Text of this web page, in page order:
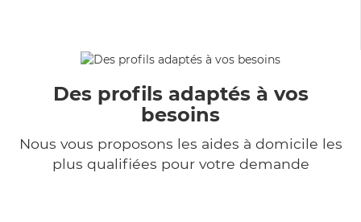
Des profils adaptés à vos
besoins
Nous vous proposons les aides à domicile les
plus qualifiées pour votre demande